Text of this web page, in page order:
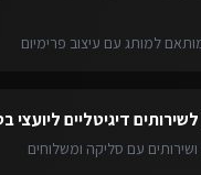
למותג עם עיצוב פרימיום
לשירותים דיגיטליים ליועצי
עם סליקה ומשלוחים